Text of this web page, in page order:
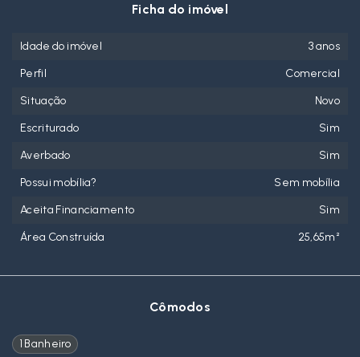
Cômodos
1 Banheiro
Ficha do imóvel
Idade do imóvel
3 anos
Perfil
Comercial
Situação
Novo
Escriturado
Sim
Averbado
Sim
Possui mobília?
Sem mobília
Aceita Financiamento
Sim
Área Construída
25,65m²